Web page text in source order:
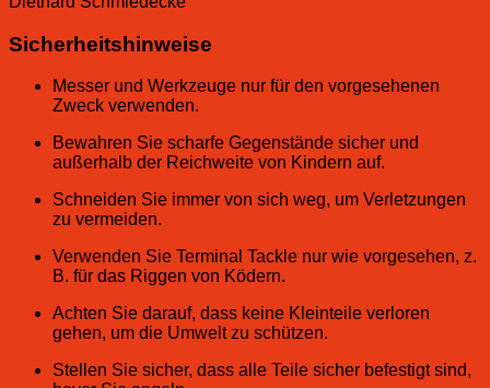
Sicherheitshinweise
Messer und Werkzeuge nur für den vorgesehenen
Zweck verwenden.
Bewahren Sie scharfe Gegenstände sicher und
außerhalb der Reichweite von Kindern auf.
Schneiden Sie immer von sich weg, um Verletzungen
zu vermeiden.
Verwenden Sie Terminal Tackle nur wie vorgesehen, z.
B. für das Riggen von Ködern.
Achten Sie darauf, dass keine Kleinteile verloren
gehen, um die Umwelt zu schützen.
Stellen Sie sicher, dass alle Teile sicher befestigt sind,